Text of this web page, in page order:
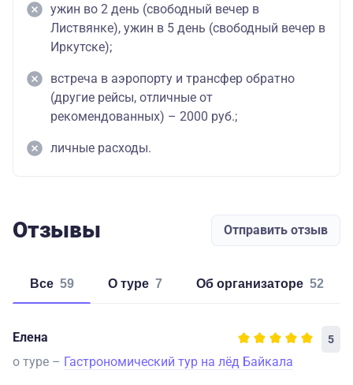
ужин во 2 день (свободный вечер в
Листвянке), ужин в 5 день (свободный вечер в
Иркутске);
встреча в аэропорту и трансфер обратно
(другие рейсы, отличные от
рекомендованных) – 2000 руб.;
личные расходы.
Отзывы Отправить отзыв
Все 59 о туре 7 об организаторе 52
Елена 5
о туре – Гастрономический тур на лёд Байкала